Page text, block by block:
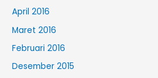
April 2016
Maret 2016
Februari 2016
Desember 2015